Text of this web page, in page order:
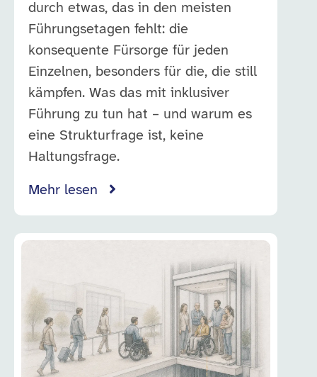
durch etwas, das in den meisten
Führungsetagen fehlt: die
konsequente Fürsorge für jeden
Einzelnen, besonders für die, die still
kämpfen. Was das mit inklusiver
Führung zu tun hat – und warum es
eine Strukturfrage ist, keine
Haltungsfrage.
Mehr lesen